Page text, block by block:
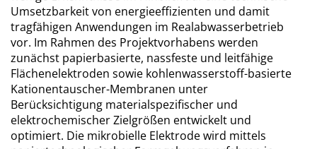
Umsetzbarkeit von energieeffizienten und damit
tragfähigen Anwendungen im Realabwasserbetrieb
vor. Im Rahmen des Projektvorhabens werden
zunächst papierbasierte, nassfeste und leitfähige
Flächenelektroden sowie kohlenwasserstoff-basierte
Kationentauscher-Membranen unter
Berücksichtigung materialspezifischer und
elektrochemischer Zielgrößen entwickelt und
optimiert. Die mikrobielle Elektrode wird mittels